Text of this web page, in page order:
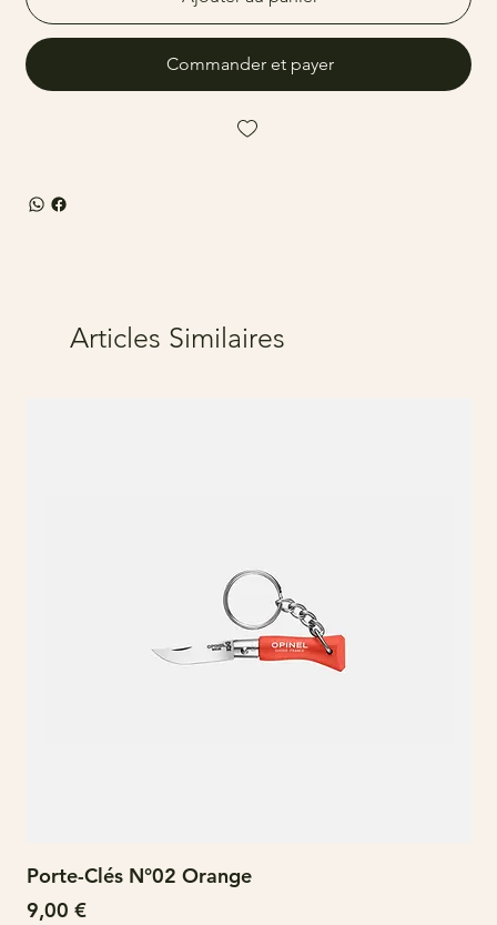
Commander et payer
Articles Similaires
Porte-Clés N°02 Orange
Prix
9,00 €